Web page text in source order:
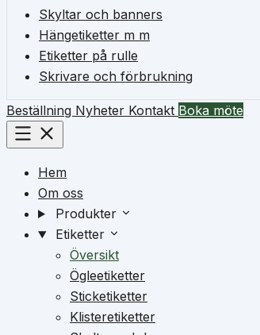
Skyltar och banners
Hängetiketter m m
Etiketter på rulle
Skrivare och förbrukning
Beställning Nyheter Kontakt Boka möte
Hem
Om oss
Produkter
Etiketter
Översikt
Ögleetiketter
Sticketiketter
Klisteretiketter